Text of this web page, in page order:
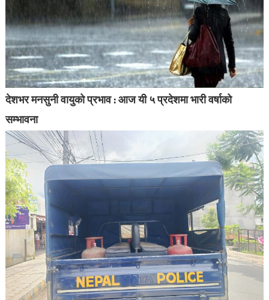
देशभर मनसुनी वायुको प्रभाव : आज यी ५ प्रदेशमा भारी वर्षाको
सम्भावना